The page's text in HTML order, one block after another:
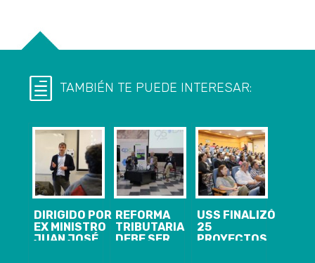
TAMBIÉN TE PUEDE INTERESAR:
DIRIGIDO POR
EX MINISTRO
JUAN JOSÉ
REFORMA
TRIBUTARIA
DEBE SER
USS FINALIZÓ
25
PROYECTOS